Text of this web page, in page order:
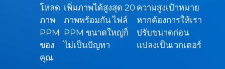
โหลด
ภาพ
PPM
ของ
คุณ
เพิ่มภาพได้สูงสุด 20
ภาพพร้อมกัน ไฟล์
PPM ขนาดใหญ่ก็
ไม่เป็นปัญหา
ความสูงเป้าหมาย
หากต้องการให้เรา
ปรับขนาดก่อน
แปลงเป็นเวกเตอร์